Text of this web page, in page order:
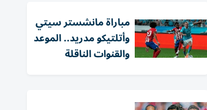
مباراة مانشستر سيتي
وأتلتيكو مدريد.. الموعد
والقنوات الناقلة